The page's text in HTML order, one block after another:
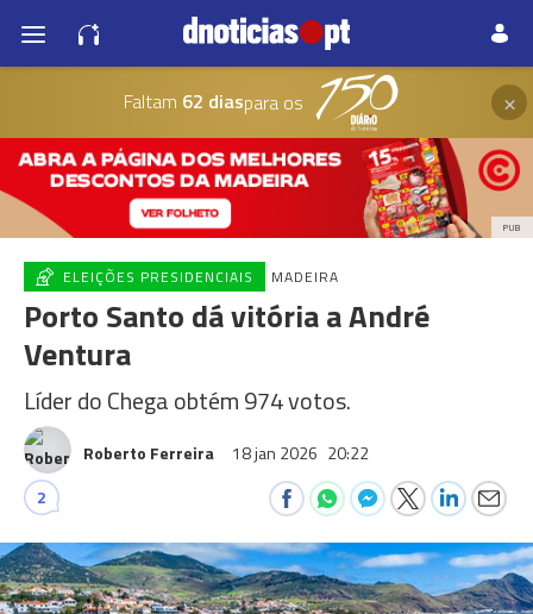
Faltam 62 diaspara os ×
PUB
ELEIÇÕES PRESIDENCIAIS MADEIRA
Porto Santo dá vitória a André
Ventura
Líder do Chega obtém 974 votos.
Roberto Ferreira 18 jan 2026 20:22
2